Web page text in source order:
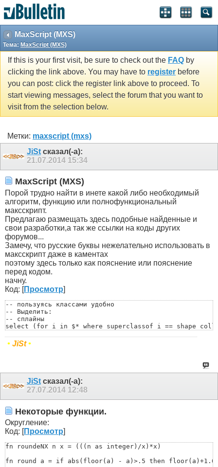
MaxScript (MXS)
Тема: MaxScript (MXS)
If this is your first visit, be sure to check out the FAQ by
clicking the link above. You may have to register before
you can post: click the register link above to proceed. To
start viewing messages, select the forum that you want to
visit from the selection below.
Метки: maxscript (mxs)
JiSt сказал(-а):
21.07.2014 15:34
MaxScript (MXS)
Порой трудно найти в инете какой либо необходимый
алгоритм, функцию или полнофункциональный
максскрипт.
Предлагаю размещать здесь подобные найденные и
свои разработки,а так же ссылки на коды других
форумов...
Замечу, что русские буквы нежелательно использовать в
максскрипт даже в каментах
поэтому здесь только как пояснение или пояснение
перед кодом.
начну.
Код: [Просмотр]
-- пользуясь классами удобно
-- Выделить:
-- сплайны
select (for i in $* where superclassof i == shape
select (for i in $* where superclassof i ==
-- геометрию (не кости)
select (for i in $* where classof i == BoneGeometry
-- хелперы
select (for i in $* where superclassof i == helper
-- лампочки
select (for i in $* where superclassof i == light
-- камеры
select (for i in $* where superclassof i == camera
• JiSt•
JiSt сказал(-а):
27.07.2014 12:48
Некоторые функции.
Округление:
Код: [Просмотр]
fn roundeNX n x = (((n as integer)/x)*x)
fn round a = if abs(floor(a) - a)>.5 then